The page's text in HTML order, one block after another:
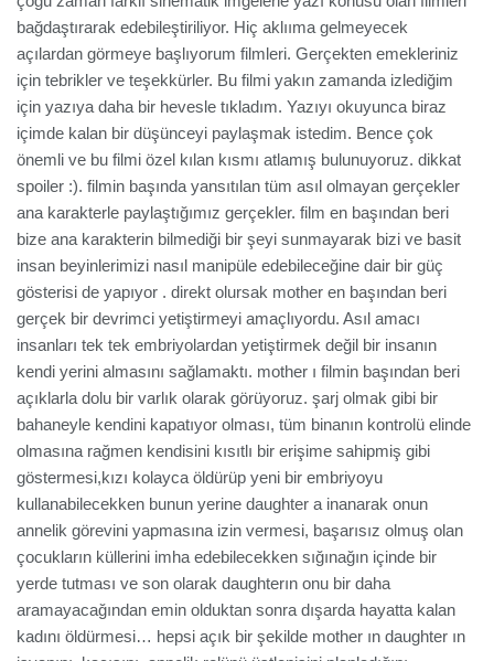
bağdaştırarak edebileştiriliyor. Hiç aklııma gelmeyecek
açılardan görmeye başlıyorum filmleri. Gerçekten emekleriniz
için tebrikler ve teşekkürler. Bu filmi yakın zamanda izlediğim
için yazıya daha bir hevesle tıkladım. Yazıyı okuyunca biraz
içimde kalan bir düşünceyi paylaşmak istedim. Bence çok
önemli ve bu filmi özel kılan kısmı atlamış bulunuyoruz. dikkat
spoiler :). filmin başında yansıtılan tüm asıl olmayan gerçekler
ana karakterle paylaştığımız gerçekler. film en başından beri
bize ana karakterin bilmediği bir şeyi sunmayarak bizi ve basit
insan beyinlerimizi nasıl manipüle edebileceğine dair bir güç
gösterisi de yapıyor . direkt olursak mother en başından beri
gerçek bir devrimci yetiştirmeyi amaçlıyordu. Asıl amacı
insanları tek tek embriyolardan yetiştirmek değil bir insanın
kendi yerini almasını sağlamaktı. mother ı filmin başından beri
açıklarla dolu bir varlık olarak görüyoruz. şarj olmak gibi bir
bahaneyle kendini kapatıyor olması, tüm binanın kontrolü elinde
olmasına rağmen kendisini kısıtlı bir erişime sahipmiş gibi
göstermesi,kızı kolayca öldürüp yeni bir embriyoyu
kullanabilecekken bunun yerine daughter a inanarak onun
annelik görevini yapmasına izin vermesi, başarısız olmuş olan
çocukların küllerini imha edebilecekken sığınağın içinde bir
yerde tutması ve son olarak daughterın onu bir daha
aramayacağından emin olduktan sonra dışarda hayatta kalan
kadını öldürmesi… hepsi açık bir şekilde mother ın daughter ın